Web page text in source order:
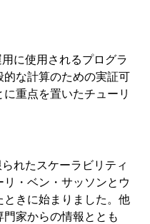
に使用されるプログラ
的な計算のための実証可
重点を置いたチューリ
れたスケーラビリティ
・ベン・サッソンとウ
きに始まり ました。 他
家からの情報ととも